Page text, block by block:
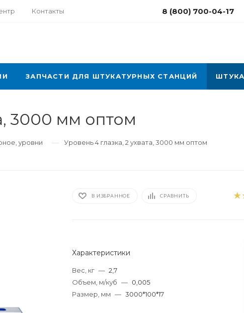
Контакты 8 (800) 700-04-17
ЗАПЧАСТИ ДЛЯ ШТУКАТУРНЫХ СТАНЦИЙ
3000 мм оптом
уровни — Уровень 4 глазка, 2 ухвата, 3000 мм оптом
В ИЗБРАННОЕ СРАВНИТЬ
Характеристики
Вес, кг — 2,7
Объем, м/куб — 0,005
Размер, мм — 3000*100*17